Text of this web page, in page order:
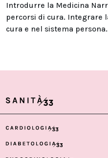
Introdurre la Medicina
percorsi di cura. Integrare
cura e nel sistema